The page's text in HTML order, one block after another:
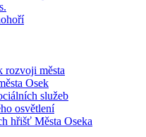
rozvoji města
Osek
služeb
osvětlení
hřišť Města Oseka